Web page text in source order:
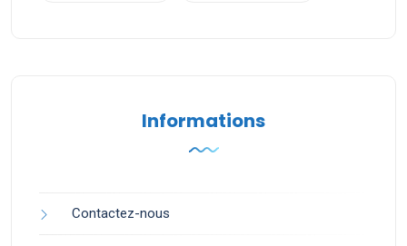
Informations
Contactez-nous